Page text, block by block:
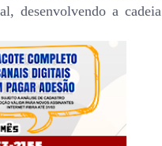
desenvolvendo a cadeia